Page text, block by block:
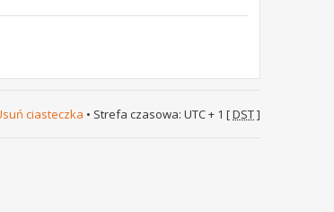
ciasteczka • Strefa czasowa: UTC + 1 [DST]